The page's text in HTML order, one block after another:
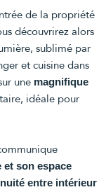
de la propriété
découvrirez alors
sublimé par
et cuisine dans
une magnifique
idéale pour
et son espace
entre intérieur